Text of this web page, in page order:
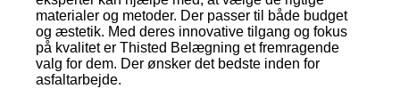
materialer og metoder. Der passer til både budget
og æstetik. Med deres innovative tilgang og fokus
på kvalitet er Thisted Belægning et fremragende
valg for dem. Der ønsker det bedste inden for
asfaltarbejde.